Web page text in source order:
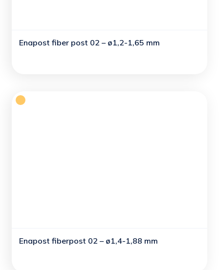
Enapost fiber post 02 – ø1,2-1,65 mm
Enapost fiberpost 02 – ø1,4-1,88 mm